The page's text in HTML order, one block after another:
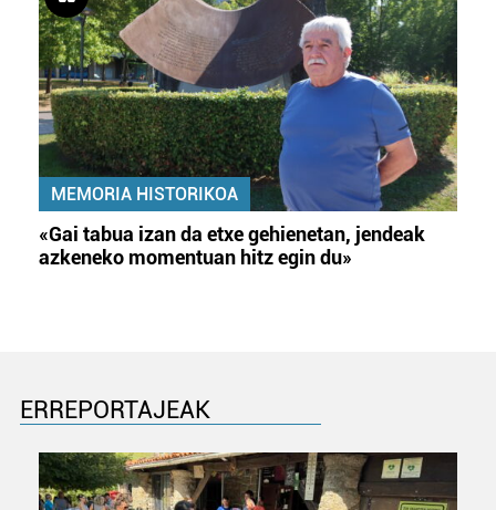
MEMORIA HISTORIKOA
«Gai tabua izan da etxe gehienetan, jendeak
azkeneko momentuan hitz egin du»
ERREPORTAJEAK